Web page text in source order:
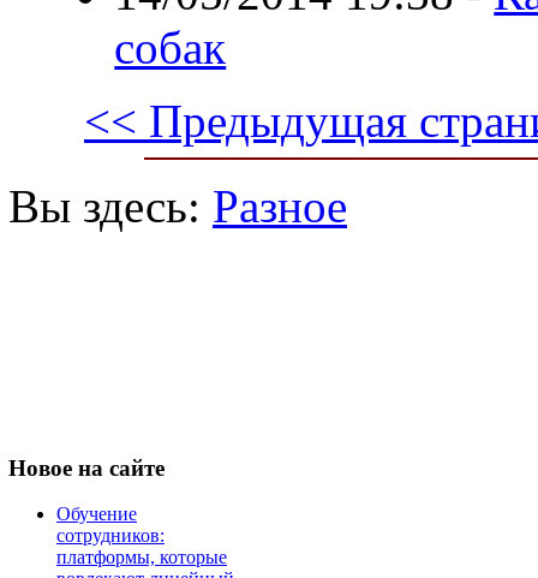
собак
<< Предыдущая
Вы здесь: Разное
Новое на сайте
Обучение
сотрудников:
платформы, которые